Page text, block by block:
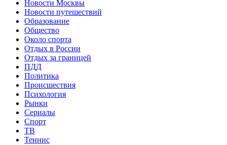
Новости Москвы
Новости путешествий
Образование
Общество
Около спорта
Отдых в России
Отдых за границей
ПДД
Политика
Происшествия
Психология
Рынки
Сериалы
Спорт
ТВ
Теннис